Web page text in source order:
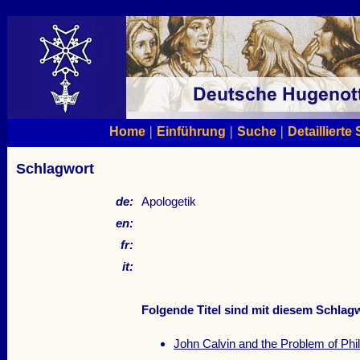
Home| Einführung | Suche| Detaillierte
Schlagwort
de: Apologetik
en:
fr:
it:
Folgende Titel sind mit diesem
John Calvin and the Problem of